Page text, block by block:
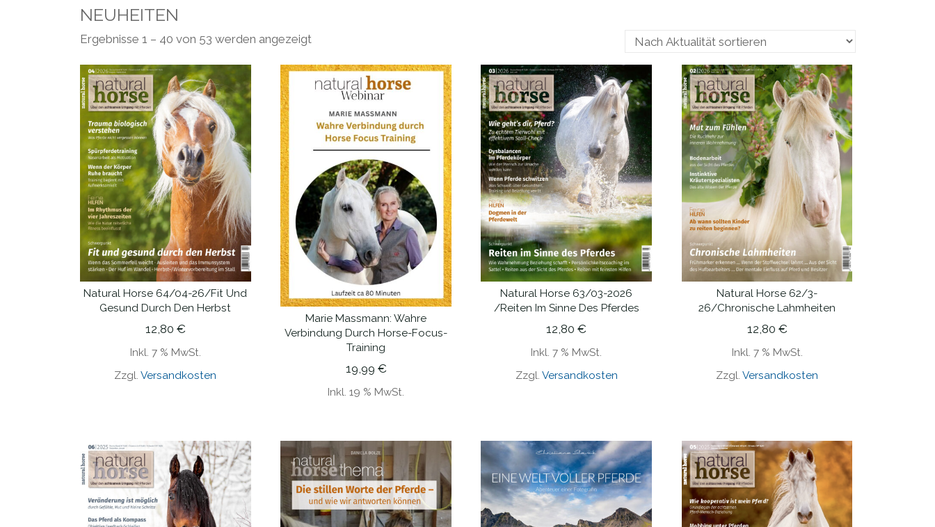
NEUHEITEN
Ergebnisse 1 – 40 von 53 werden angezeigtNach
sortiert
IN DEN WARENKORB
Natural Horse 64/04-26/Fit Und
Gesund Durch Den Herbst
12,80 €
Inkl. 7 % MwSt.
Zzgl. Versandkosten
IN DEN WARENKORB
Marie Massmann: Wahre
Verbindung Durch Horse-Focus-
Training
19,99 €
Inkl. 19 % MwSt.
IN DEN WARENKORB
Natural Horse 63/03-2026
/Reiten Im Sinne Des Pferdes
12,80 €
Inkl. 7 % MwSt.
Zzgl. Versandkosten
IN DEN WARENKORB
Natural Horse 62/3-
26/Chronische Lahmheiten
12,80 €
Inkl. 7 % MwSt.
Zzgl. Versandkosten